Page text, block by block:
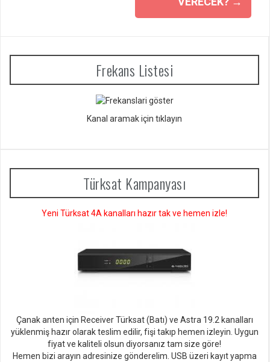
Frekans Listesi
Kanal aramak için tıklayın
Türksat Kampanyası
Yeni Türksat 4A kanalları hazır tak ve hemen izle!
Çanak anten için Receiver Türksat (Batı) ve Astra 19.2 kanalları
yüklenmiş hazır olarak teslim edilir, fişi takıp hemen izleyin. Uygun
fiyat ve kaliteli olsun diyorsanız tam size göre!
Hemen bizi arayın adresinize gönderelim. USB üzeri kayıt yapma